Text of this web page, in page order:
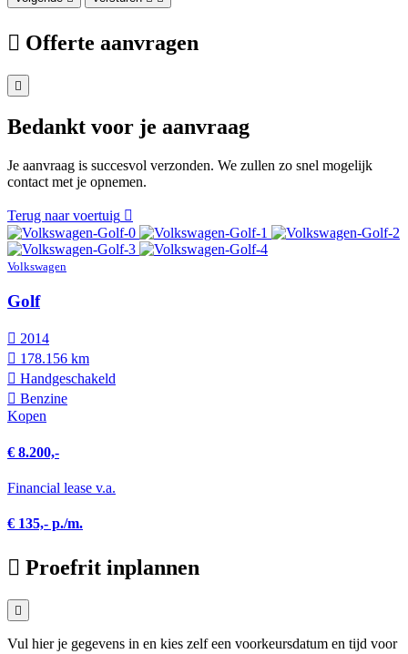
Offerte aanvragen
Bedankt voor je aanvraag
Je aanvraag is succesvol verzonden. We zullen zo snel mogelijk
contact met je opnemen.
Terug naar voertuig
Volkswagen
Golf
2014
178.156 km
Hand­geschakeld
Benzine
Kopen
€ 8.200,-
Financial lease v.a.
€ 135,- p./m.
Proefrit inplannen
Vul hier je gegevens in en kies zelf een voorkeursdatum en tijd voor